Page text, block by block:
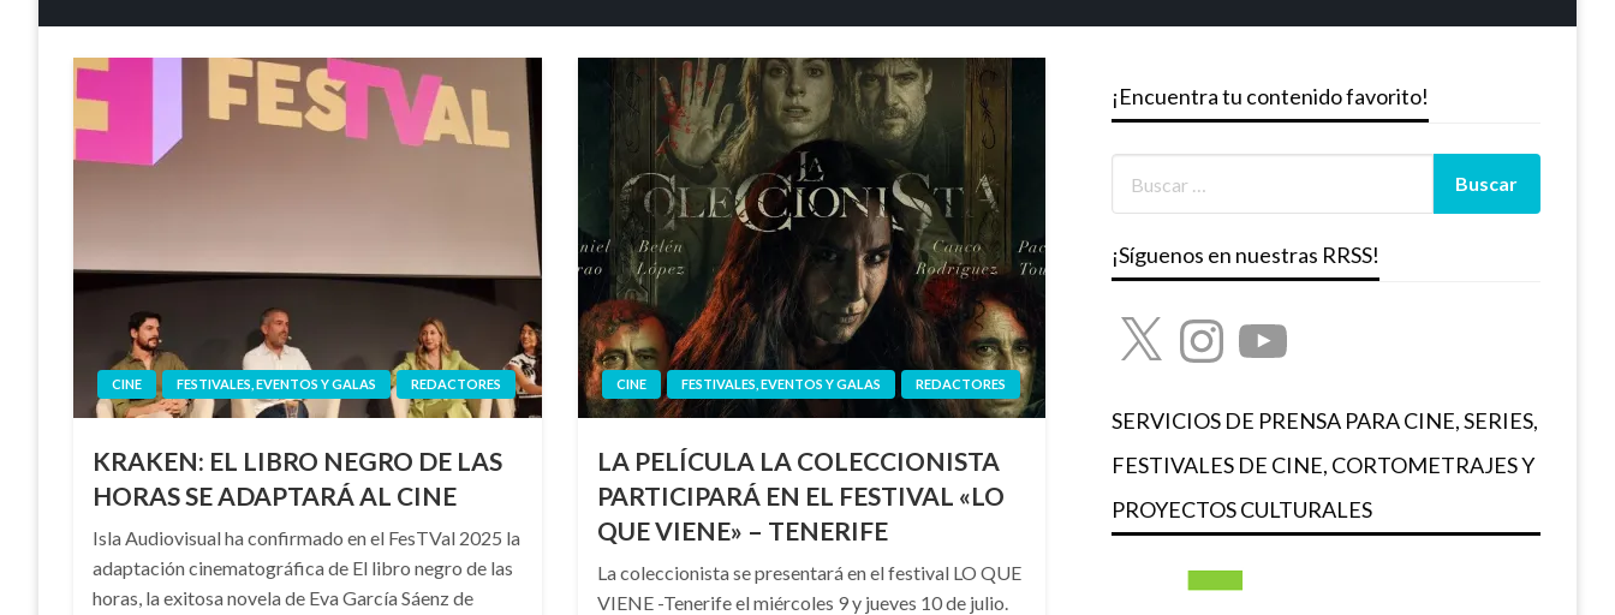
CINE FESTIVALES, EVENTOS Y GALAS REDACTORES
KRAKEN: EL LIBRO NEGRO DE LAS
HORAS SE ADAPTARÁ AL CINE
Isla Audiovisual ha confirmado en el FesTVal 2025 la
adaptación cinematográfica de El libro negro de las
horas, la exitosa novela de Eva García Sáenz de
CINE FESTIVALES, EVENTOS Y GALAS REDACTORES
LA PELÍCULA LA COLECCIONISTA
PARTICIPARÁ EN EL FESTIVAL «LO
QUE VIENE» – TENERIFE
La coleccionista se presentará en el festival LO QUE
VIENE -Tenerife el miércoles 9 y jueves 10 de julio.
¡Encuentra tu contenido favorito!
¡Síguenos en nuestras RRSS!
X InstagramYouTube
SERVICIOS DE PRENSA PARA CINE, SERIES,
FESTIVALES DE CINE, CORTOMETRAJES Y
PROYECTOS CULTURALES